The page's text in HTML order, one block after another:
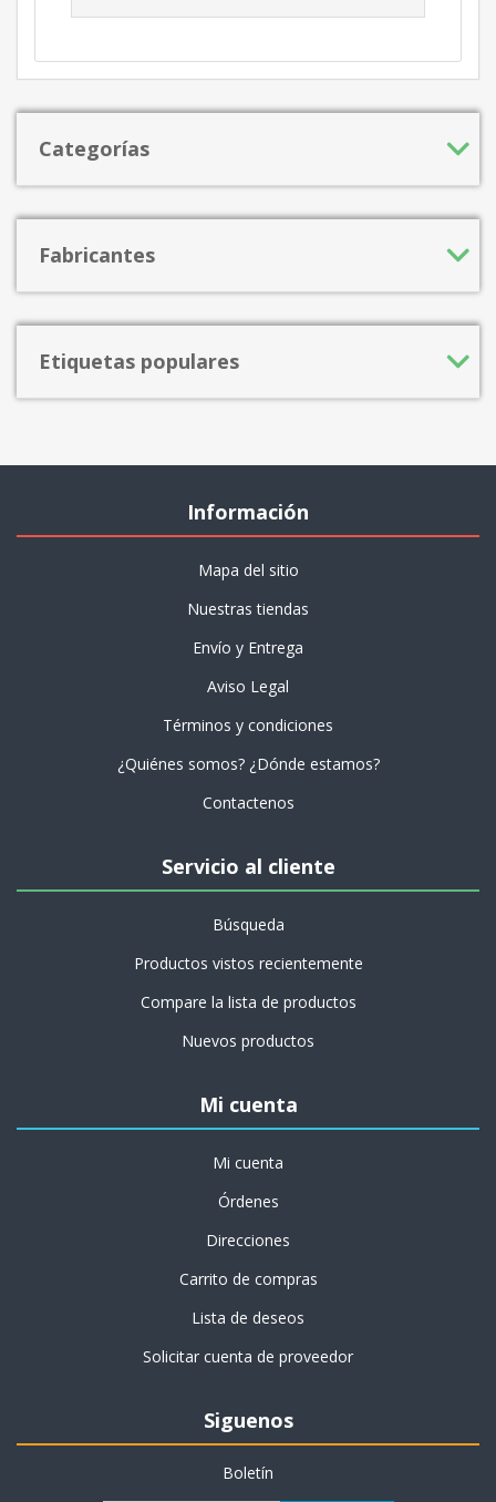
Categorías
Fabricantes
Etiquetas populares
Información
Mapa del sitio
Nuestras tiendas
Envío y Entrega
Aviso Legal
Términos y condiciones
¿Quiénes somos? ¿Dónde estamos?
Contactenos
Servicio al cliente
Búsqueda
Productos vistos recientemente
Compare la lista de productos
Nuevos productos
Mi cuenta
Mi cuenta
Órdenes
Direcciones
Carrito de compras
Lista de deseos
Solicitar cuenta de proveedor
Siguenos
Boletín